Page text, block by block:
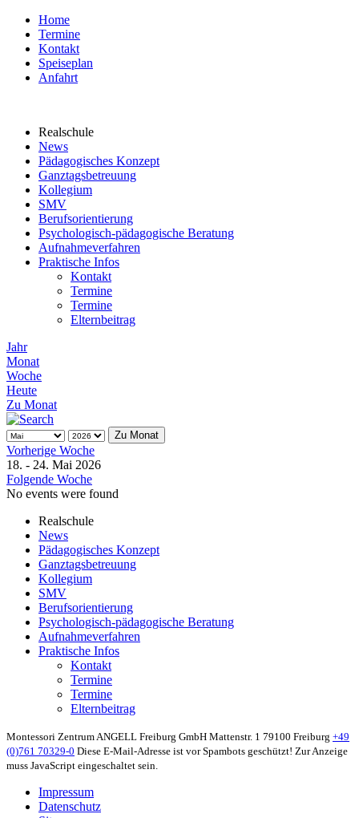
Home
Termine
Kontakt
Speiseplan
Anfahrt
Realschule
News
Pädagogisches Konzept
Ganztagsbetreuung
Kollegium
SMV
Berufsorientierung
Psychologisch-pädagogische Beratung
Aufnahmeverfahren
Praktische Infos
Kontakt
Termine
Termine
Elternbeitrag
Jahr
Monat
Woche
Heute
Zu Monat
Zu Monat
Vorherige Woche
18. - 24. Mai 2026
Folgende Woche
No events were found
Realschule
News
Pädagogisches Konzept
Ganztagsbetreuung
Kollegium
SMV
Berufsorientierung
Psychologisch-pädagogische Beratung
Aufnahmeverfahren
Praktische Infos
Kontakt
Termine
Termine
Elternbeitrag
Montessori Zentrum ANGELL Freiburg GmbH Mattenstr. 1 79100 Freiburg +49
(0)761 70329-0 Diese E-Mail-Adresse ist vor Spambots geschützt! Zur Anzeige
muss JavaScript eingeschaltet sein.
Impressum
Datenschutz